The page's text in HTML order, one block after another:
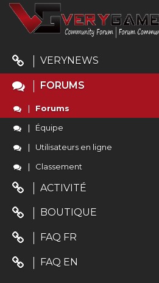
VERYNEWS
FORUMS
Forums
Équipe
Utilisateurs en ligne
Classement
ACTIVITÉ
BOUTIQUE
FAQ FR
FAQ EN